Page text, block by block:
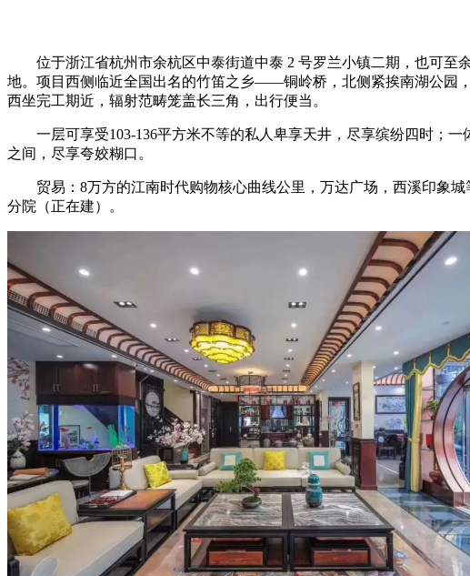
位于浙江省杭州市余杭区中泰街道中泰 2 号罗兰小镇二期，也可至
地。项目西侧临近全国出名的竹笛之乡——铜岭桥，北侧紧挨南湖公园
西坐完工期近，辐射范畴笼盖长三角，出行便当。
一层可享受103-136平方米不等的私人卑享天井，尽享缤纷四时；一
之间，尽享夸姣糊口。
贸易：8万方的江南时代购物核心曲线公里，万达广场，西溪印象城
分院（正在建）。